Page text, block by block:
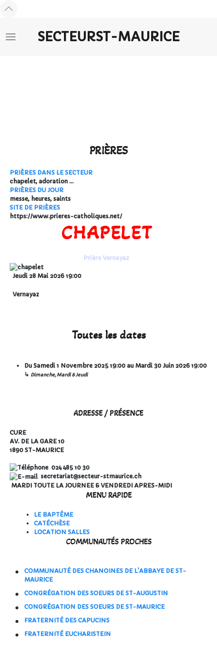
SECTEURST-MAURICE
PRIÈRES
PRIÈRES DANS LE SECTEUR
chapelet, adoration ...
PRIÈRES DU JOUR
messe, heures, saints
SITE DE PRIÈRES
https://www.prieres-catholiques.net/
CHAPELET
Prière Vernayaz
Jeudi 28 Mai 2026 19:00
Vernayaz
Toutes les dates
Du Samedi 1 Novembre 2025 19:00 au Mardi 30 Juin 2026 19:00
↳ Dimanche, Mardi & Jeudi
ADRESSE / PRÉSENCE
CURE
AV. DE LA GARE 10
1890 ST-MAURICE
024 485 10 30
secretariat@secteur-stmaurice.ch
MARDI TOUTE LA JOURNEE & VENDREDI APRES-MIDI
MENU RAPIDE
LE BAPTÊME
CATÉCHÈSE
LOCATION SALLES
COMMUNAUTÉS PROCHES
COMMUNAUTÉ DES CHANOINES DE L'ABBAYE DE ST-
MAURICE
CONGRÉGATION DES SOEURS DE ST-AUGUSTIN
CONGRÉGATION DES SOEURS DE ST-MAURICE
FRATERNITÉ DES CAPUCINS
FRATERNITÉ EUCHARISTEIN